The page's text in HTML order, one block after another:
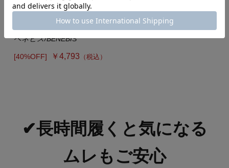
立ち仕事快適ローファ―
ベネビス/BENEBIS
[40%OFF] ￥4,793 （税込）
✔長時間履くと気になる
ムレもご安心